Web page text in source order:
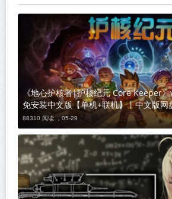
《地心护核者|护核纪元 Core Keeper
免安装中文版【单机+联机】丨中文版网
88310 阅读 ，05-29